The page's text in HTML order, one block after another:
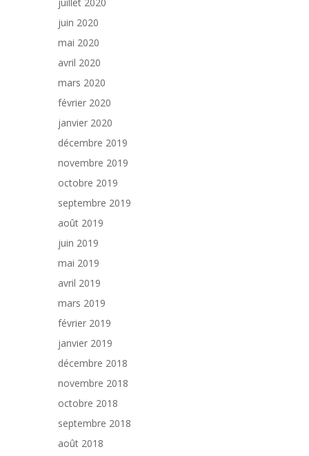
juin 2020
mai 2020
avril 2020
mars 2020
février 2020
janvier 2020
décembre 2019
novembre 2019
octobre 2019
septembre 2019
août 2019
juin 2019
mai 2019
avril 2019
mars 2019
février 2019
janvier 2019
décembre 2018
novembre 2018
octobre 2018
septembre 2018
août 2018